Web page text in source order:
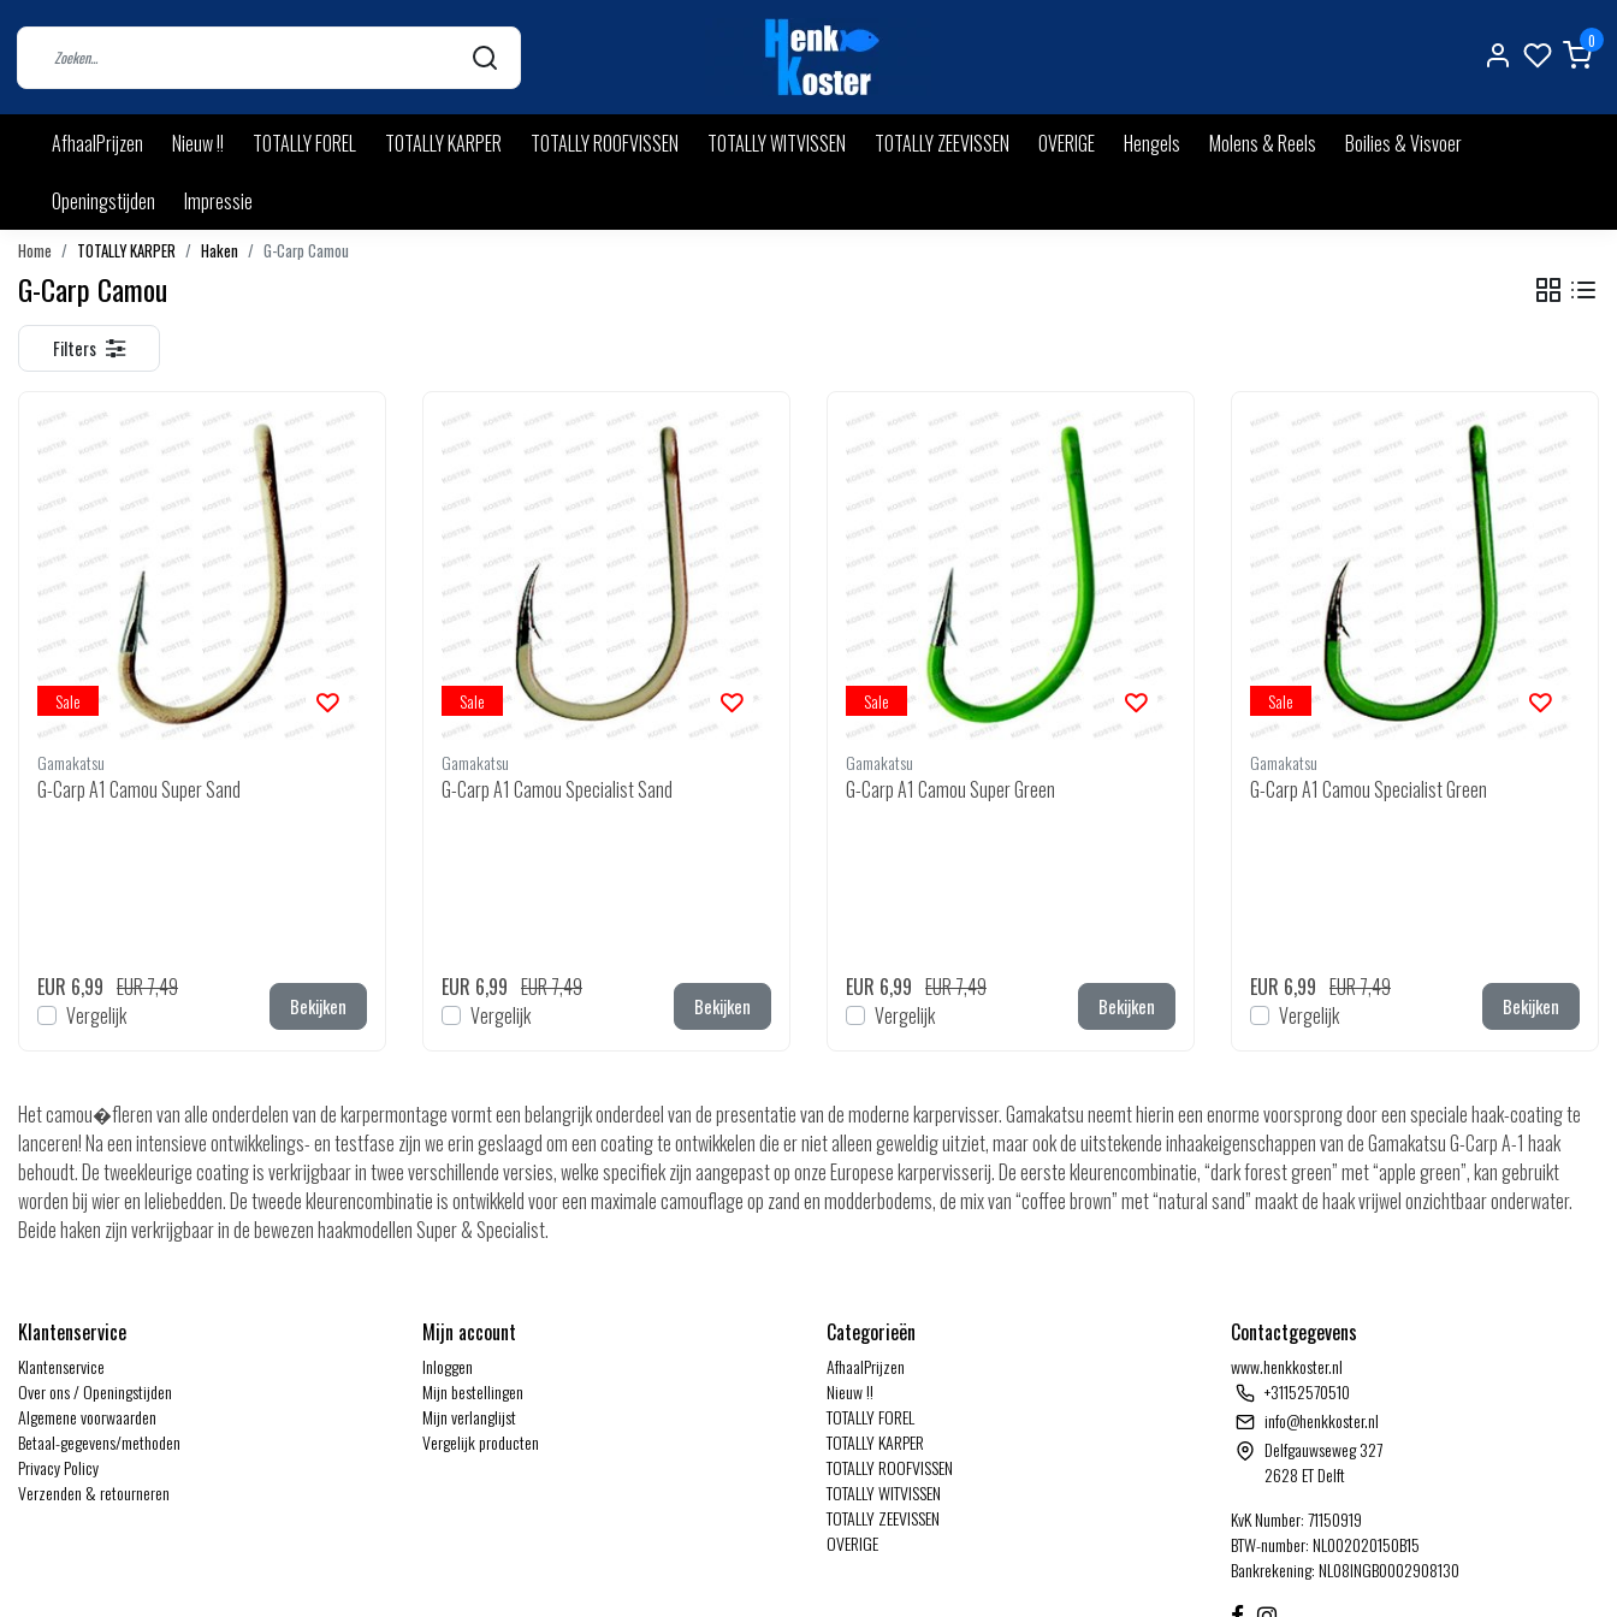
0
AfhaalPrijzen Nieuw !! TOTALLY FOREL TOTALLY KARPER TOTALLY ROOFVISSEN TOTALLY WITVISSEN TOTALLY ZEEVISSEN OVERIGE Hengels Molens & Reels
Boilies & Visvoer
Openingstijden
Impressie
Home TOTALLY KARPER Haken G-Carp Camou
G-Carp Camou
Filters
Sale
Gamakatsu
G-Carp A1 Camou Super Sand
EUR 6,99 EUR 7,49
Vergelijk
Bekijken
Sale
Gamakatsu
G-Carp A1 Camou Specialist Sand
EUR 6,99 EUR 7,49
Vergelijk
Bekijken
Sale
Gamakatsu
G-Carp A1 Camou Super Green
EUR 6,99 EUR 7,49
Vergelijk
Bekijken
Sale
Gamakatsu
G-Carp A1 Camou Specialist Green
EUR 6,99 EUR 7,49
Vergelijk
Bekijken
Het camou�fleren van alle onderdelen van de karpermontage vormt een belangrijk onderdeel van de presentatie van de moderne karpervisser. Gamakatsu neemt hierin een enorme voorsprong door een speciale haak-coating te
lanceren! Na een intensieve ontwikkelings- en testfase zijn we erin geslaagd om een coating te ontwikkelen die er niet alleen geweldig uitziet, maar ook de uitstekende inhaakeigenschappen van de Gamakatsu G-Carp A-1 haak
behoudt. De tweekleurige coating is verkrijgbaar in twee verschillende versies, welke specifiek zijn aangepast op onze Europese karpervisserij. De eerste kleurencombinatie, “dark forest green” met “apple green”, kan gebruikt
worden bij wier en leliebedden. De tweede kleurencombinatie is ontwikkeld voor een maximale camouflage op zand en modderbodems, de mix van “coffee brown” met “natural sand” maakt de haak vrijwel onzichtbaar onderwater.
Beide haken zijn verkrijgbaar in de bewezen haakmodellen Super & Specialist.
Klantenservice
Klantenservice
Over ons / Openingstijden
Algemene voorwaarden
Betaal-gegevens/methoden
Privacy Policy
Verzenden & retourneren
Mijn account
Inloggen
Mijn bestellingen
Mijn verlanglijst
Vergelijk producten
Categorieën
AfhaalPrijzen
Nieuw !!
TOTALLY FOREL
TOTALLY KARPER
TOTALLY ROOFVISSEN
TOTALLY WITVISSEN
TOTALLY ZEEVISSEN
OVERIGE
Contactgegevens
www.henkkoster.nl
+31152570510
info@henkkoster.nl
Delfgauwseweg 327
2628 ET Delft
KvK Number: 71150919
BTW-number: NL002020150B15
Bankrekening: NL08INGB0002908130